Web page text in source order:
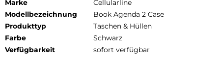
Marke
Cellularline
Modellbezeichnung
Book Agenda 2 Case
Produkttyp
Taschen & Hüllen
Farbe
Schwarz
Verfügbarkeit
sofort verfügbar